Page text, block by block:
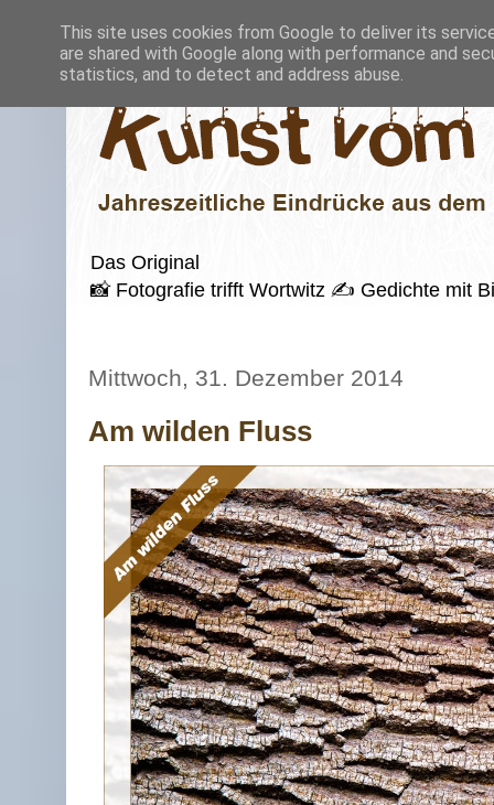
Das Original
📸 Fotografie trifft Wortwitz ✍️ Gedichte mit
Mittwoch, 31. Dezember 2014
Am wilden Fluss
This site uses cookies from Google to deliver its
are shared with Google along with performance and
statistics, and to detect and address abuse.